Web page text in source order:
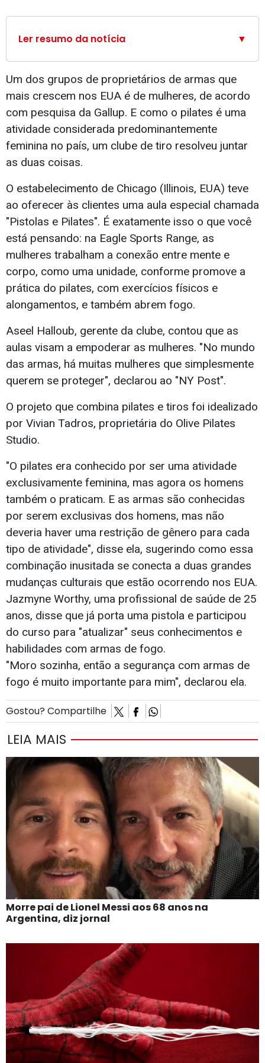
Ler resumo da notícia ▼
Um dos grupos de proprietários de armas que
mais crescem nos EUA é de mulheres, de acordo
com pesquisa da Gallup. E como o pilates é uma
atividade considerada predominantemente
feminina no país, um clube de tiro resolveu juntar
as duas coisas.
O estabelecimento de Chicago (Illinois, EUA) teve
ao oferecer às clientes uma aula especial chamada
"Pistolas e Pilates". É exatamente isso o que você
está pensando: na Eagle Sports Range, as
mulheres trabalham a conexão entre mente e
corpo, como uma unidade, conforme promove a
prática do pilates, com exercícios físicos e
alongamentos, e também abrem fogo.
Aseel Halloub, gerente da clube, contou que as
aulas visam a empoderar as mulheres. "No mundo
das armas, há muitas mulheres que simplesmente
querem se proteger", declarou ao "NY Post".
O projeto que combina pilates e tiros foi idealizado
por Vivian Tadros, proprietária do Olive Pilates
Studio.
"O pilates era conhecido por ser uma atividade
exclusivamente feminina, mas agora os homens
também o praticam. E as armas são conhecidas
por serem exclusivas dos homens, mas não
deveria haver uma restrição de gênero para cada
tipo de atividade", disse ela, sugerindo como essa
combinação inusitada se conecta a duas grandes
mudanças culturais que estão ocorrendo nos EUA.
Jazmyne Worthy, uma profissional de saúde de 25
anos, disse que já porta uma pistola e participou
do curso para "atualizar" seus conhecimentos e
habilidades com armas de fogo.
"Moro sozinha, então a segurança com armas de
fogo é muito importante para mim", declarou ela.
Gostou? Compartilhe
LEIA MAIS
Morre pai de Lionel Messi aos 68 anos na
Argentina, diz jornal